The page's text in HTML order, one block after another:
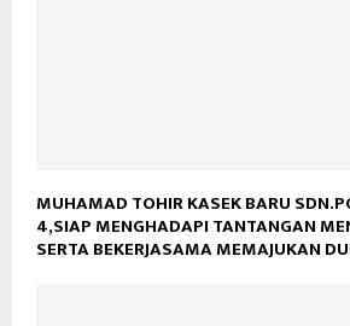
MUHAMAD TOHIR KASEK BARU
4,SIAP MENGHADAPI TANTANGAN
SERTA BEKERJASAMA MEMAJUKAN